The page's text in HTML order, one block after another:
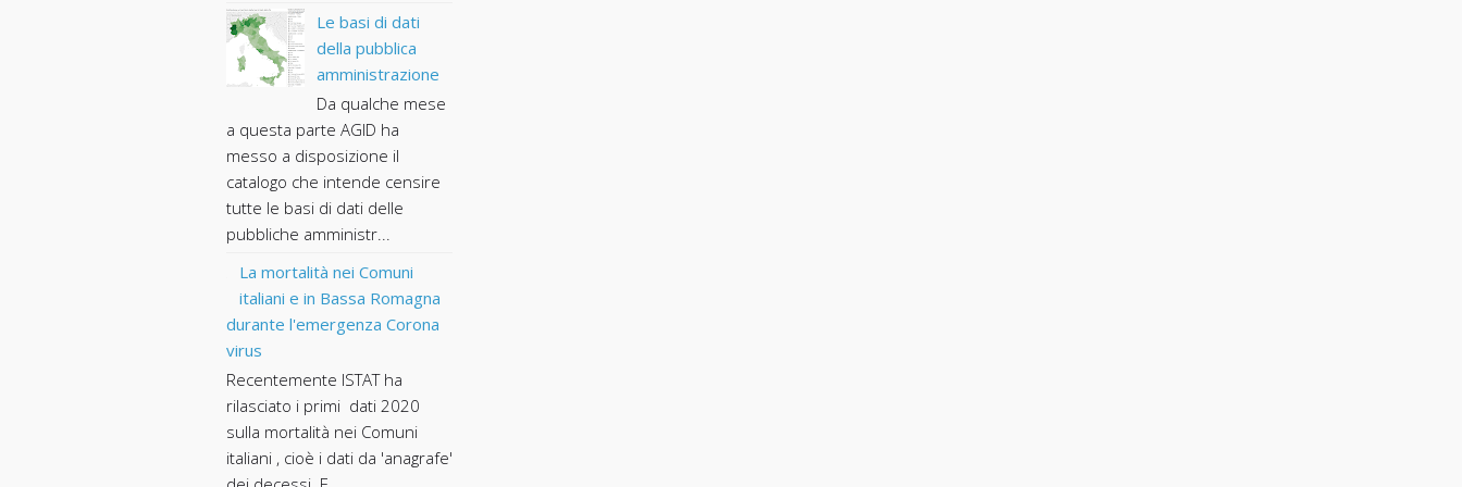
Le basi di dati
della pubblica
amministrazione
Da qualche mese
a questa parte AGID ha
messo a disposizione il
catalogo che intende censire
tutte le basi di dati delle
pubbliche amministr...
La mortalità nei Comuni
italiani e in Bassa Romagna
durante l'emergenza Corona
virus
Recentemente ISTAT ha
rilasciato i primi dati 2020
sulla mortalità nei Comuni
italiani , cioè i dati da 'anagrafe'